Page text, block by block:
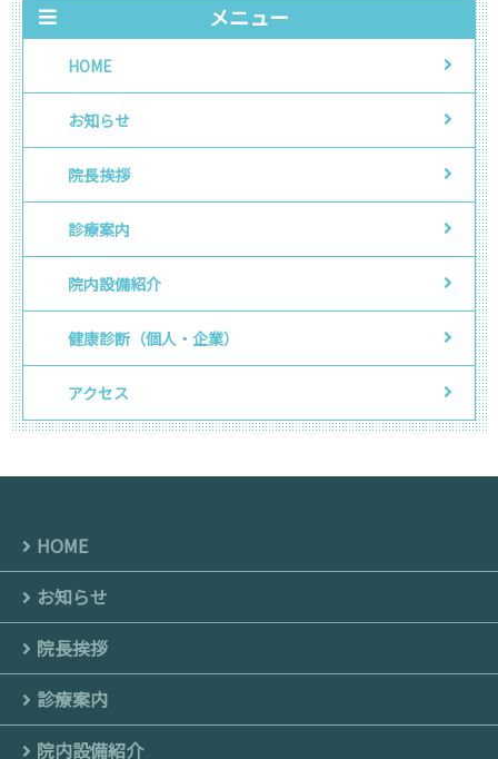
メニュー
HOME
お知らせ
院長挨拶
診療案内
院内設備紹介
健康診断（個人・企業）
アクセス
HOME
お知らせ
院長挨拶
診療案内
院内設備紹介